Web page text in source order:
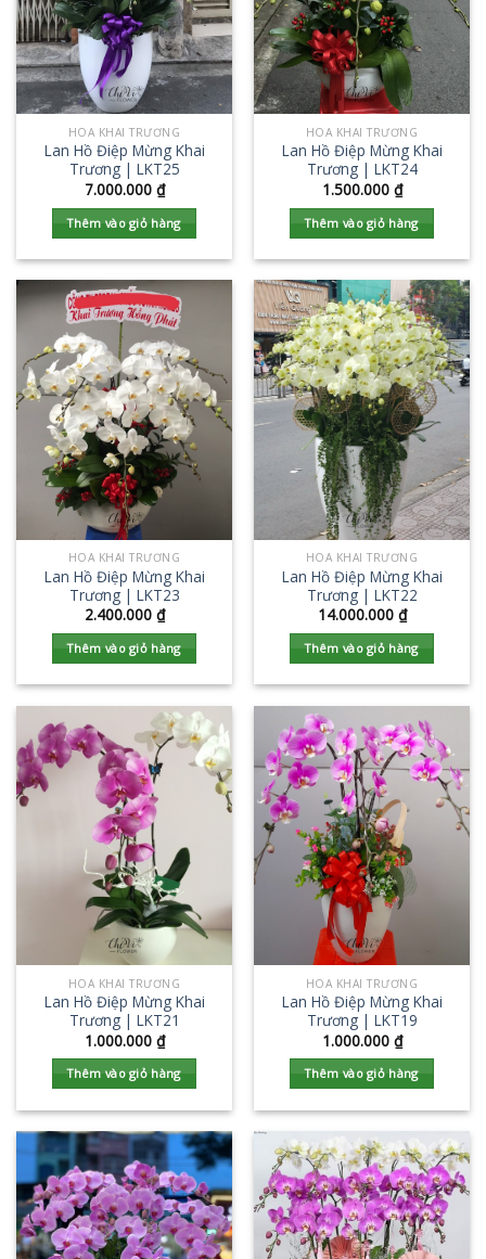
HOA KHAI TRƯƠNG
Lan Hồ Điệp Mừng Khai
Trương | LKT25
7.000.000 ₫
Thêm vào giỏ hàng
HOA KHAI TRƯƠNG
Lan Hồ Điệp Mừng Khai
Trương | LKT24
1.500.000 ₫
Thêm vào giỏ hàng
HOA KHAI TRƯƠNG
Lan Hồ Điệp Mừng Khai
Trương | LKT23
2.400.000 ₫
Thêm vào giỏ hàng
HOA KHAI TRƯƠNG
Lan Hồ Điệp Mừng Khai
Trương | LKT22
14.000.000 ₫
Thêm vào giỏ hàng
HOA KHAI TRƯƠNG
Lan Hồ Điệp Mừng Khai
Trương | LKT21
1.000.000 ₫
Thêm vào giỏ hàng
HOA KHAI TRƯƠNG
Lan Hồ Điệp Mừng Khai
Trương | LKT19
1.000.000 ₫
Thêm vào giỏ hàng